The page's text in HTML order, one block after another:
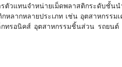
วแทนจำหน่ายเม็ดพลาสติกระดับชั้นน
ลากหลายประเภท เช่น อุตสาหกรรม
รอนิคส์ อุตสาหกรรมชิ้นส่วน รถยนต์